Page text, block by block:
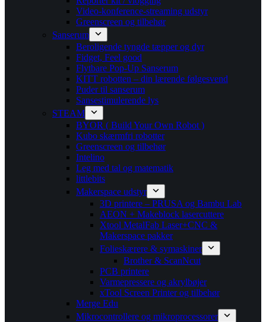
Video-konference-streaming udstyr
Greenscreen og tilbehør
Sanserum
Beroligende tyngde tæpper og dyr
Fidget, Feel good
Flytbare Pop-Up Sanserum
KITT robotten – din lærende følgesvend
Puder til sanserum
Sansestimulerende lys
STEAM
BYOR ( Build Your Own Robot )
Kubo skærmfri robotter
Greenscreen og tilbehør
Intelino
Leg med tal og matematik
littlebits
Makerspace udstyr
3D printere – PRUSA og Bambu Lab
AEON + Makeblock lasercuttere
Xtool MetalFab Laser+CNC &
Makerspace pakker
Folieskærere & symaskiner
Brother & ScanNcut
PCB printere
Varmepressere og akrylbøjer
xTool Screen Printer og tilbehør
Merge Edu
Mikrocontrollere og mikroprocessorer